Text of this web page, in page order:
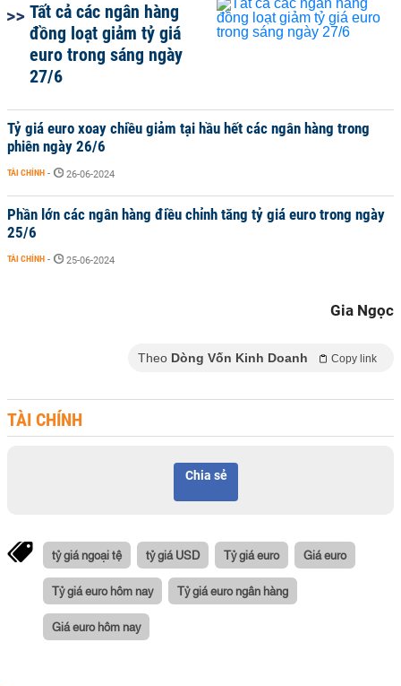
Tất cả các ngân hàng
đồng loạt giảm tỷ giá
euro trong sáng ngày
27/6
Tỷ giá euro xoay chiều giảm tại hầu hết các ngân hàng trong
phiên ngày 26/6
TÀI CHÍNH - 26-06-2024
Phần lớn các ngân hàng điều chỉnh tăng tỷ giá euro trong ngày
25/6
TÀI CHÍNH - 25-06-2024
Gia Ngọc
Theo Dòng Vốn Kinh Doanh Copy link
TÀI CHÍNH
Chia sẻ
tỷ giá ngoại tệ tỷ giá USD Tỷ giá euro Giá euro
Tỷ giá euro hôm nay Tỷ giá euro ngân hàng
Giá euro hôm nay